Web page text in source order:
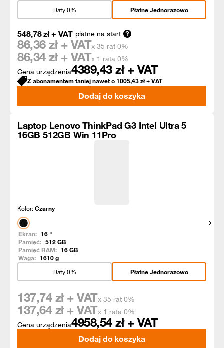
Płatne Jednorazowo
Raty 0%
Cena urządzenia4389,43 zł + VAT
548,78zł+ VAT płatne na start
86,36 zł + VATx 35 rat 0%
86,34 zł + VATx 1 rata 0%
Z abonamentem taniej nawet o1005,43zł+ VAT
Dodaj do koszyka
Laptop Lenovo ThinkPad G3 Intel Ultra 5
16GB 512GB Win 11Pro
Kolor:Czarny
Ekran: 16 "
Pamięć: 512GB
Pamięć RAM: 16GB
Waga: 1610g
Płatne Jednorazowo
Raty 0%
Cena urządzenia4958,54 zł + VAT
137,74 zł + VATx 35 rat 0%
137,64 zł + VATx 1 rata 0%
Dodaj do koszyka